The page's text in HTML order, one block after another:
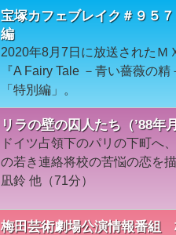
宝塚カフェブレイク＃９５
編
2020年8月7日に放送されたＭ
『A Fairy Tale －青い薔薇の
「特別編」。
リラの壁の囚人たち（’88年
ドイツ占領下のパリの下町へ
の若き連絡将校の苦悩の恋を
凪鈴 他（71分）
梅田芸術劇場公演情報番組